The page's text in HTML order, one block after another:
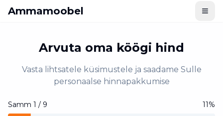
Ammamoobel
Arvuta oma köögi hind
Vasta lihtsatele küsimustele ja saadame Sulle
personaalse hinnapakkumise
Samm 1 / 9 11%